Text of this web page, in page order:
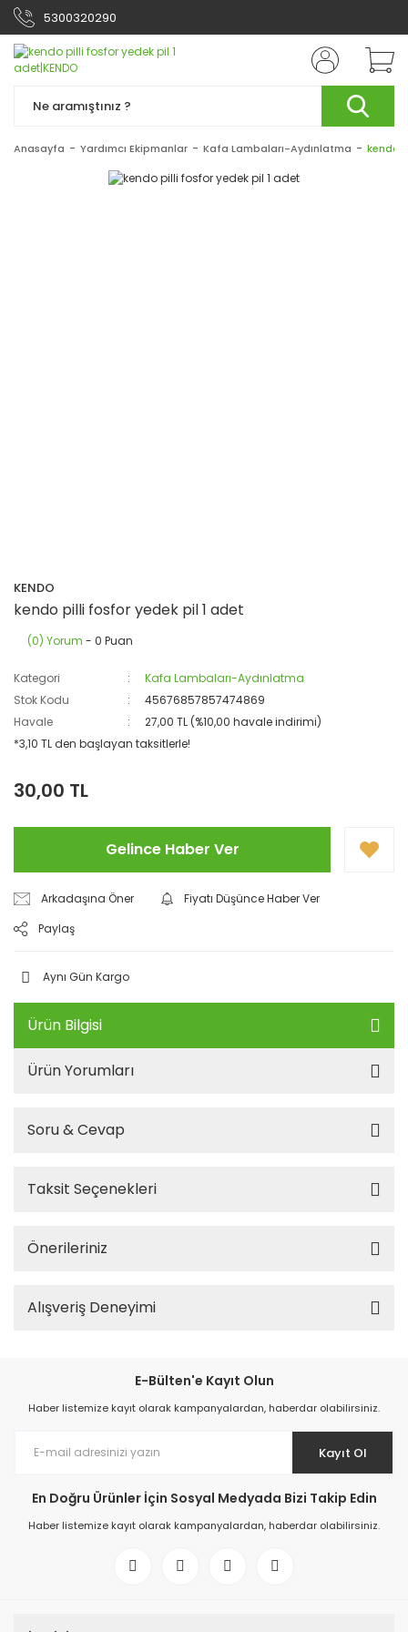
5300320290
Anasayfa Yardımcı Ekipmanlar Kafa Lambaları-Aydınlatma kendo
KENDO
kendo pilli fosfor yedek pil 1 adet
(0) Yorum - 0 Puan
Kategori
Kafa Lambaları-Aydınlatma
Stok Kodu
45676857857474869
Havale
27,00 TL (%10,00 havale indirimi)
*3,10 TL den başlayan taksitlerle!
30,00 TL
Gelince Haber Ver
Arkadaşına Öner
Fiyatı Düşünce Haber Ver
Paylaş
Aynı Gün Kargo
Ürün Bilgisi
Ürün Yorumları
Soru & Cevap
Taksit Seçenekleri
Önerileriniz
Alışveriş Deneyimi
E-Bülten'e Kayıt Olun
Haber listemize kayıt olarak kampanyalardan, haberdar olabilirsiniz.
Kayıt Ol
En Doğru Ürünler İçin Sosyal Medyada Bizi Takip Edin
Haber listemize kayıt olarak kampanyalardan, haberdar olabilirsiniz.